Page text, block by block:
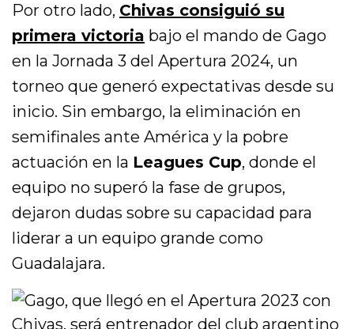
Por otro lado, Chivas consiguió su
primera victoria bajo el mando de Gago
en la Jornada 3 del Apertura 2024, un
torneo que generó expectativas desde su
inicio. Sin embargo, la eliminación en
semifinales ante América y la pobre
actuación en la Leagues Cup, donde el
equipo no superó la fase de grupos,
dejaron dudas sobre su capacidad para
liderar a un equipo grande como
Guadalajara.